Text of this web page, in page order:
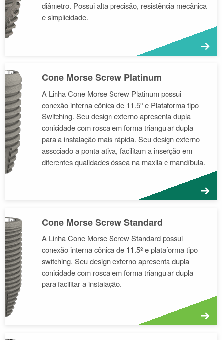
diâmetro. Possui alta precisão, resistência mecânica
e simplicidade.
Cone Morse Screw Platinum
A Linha Cone Morse Screw Platinum possui
conexão interna cônica de 11.5º e Plataforma tipo
Switching. Seu design externo apresenta dupla
conicidade com rosca em forma triangular dupla
para a instalação mais rápida. Seu design externo
associado a ponta ativa, facilitam a inserção em
diferentes qualidades óssea na maxila e mandíbula.
Cone Morse Screw Standard
A Linha Cone Morse Screw Standard possui
conexão interna cônica de 11.5º e plataforma tipo
switching. Seu design externo apresenta dupla
conicidade com rosca em forma triangular dupla
para facilitar a instalação.